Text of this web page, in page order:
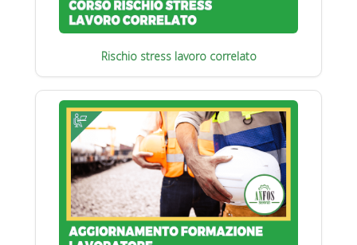
Rischio stress lavoro correlato